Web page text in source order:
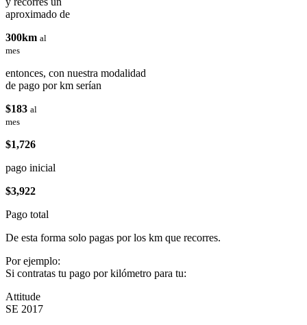
aproximado de
300km al
mes
entonces, con nuestra modalidad
de pago por km serían
$183 al
mes
$1,726
pago inicial
$3,922
Pago total
De esta forma solo pagas por los km que recorres.
Por ejemplo:
Si contratas tu pago por kilómetro para tu:
Attitude
SE 2017